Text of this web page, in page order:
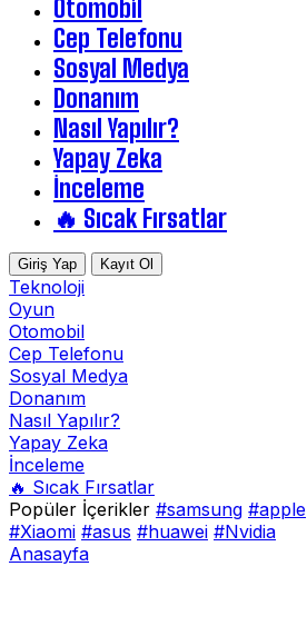
Otomobil
Cep Telefonu
Sosyal Medya
Donanım
Nasıl Yapılır?
Yapay Zeka
İnceleme
🔥 Sıcak Fırsatlar
Giriş Yap Kayıt Ol
Teknoloji
Oyun
Otomobil
Cep Telefonu
Sosyal Medya
Donanım
Nasıl Yapılır?
Yapay Zeka
İnceleme
🔥 Sıcak Fırsatlar
Popüler İçerikler #samsung #apple
#Xiaomi #asus #huawei #Nvidia
Anasayfa